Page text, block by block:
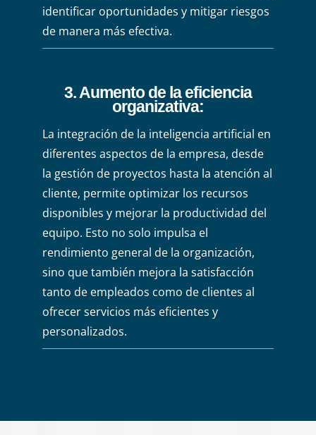
identificar oportunidades y mitigar riesgos
de manera más efectiva.
3. Aumento de la eficiencia
organizativa:
La integración de la inteligencia artificial en
diferentes aspectos de la empresa, desde
la gestión de proyectos hasta la atención al
cliente, permite optimizar los recursos
disponibles y mejorar la productividad del
equipo. Esto no solo impulsa el
rendimiento general de la organización,
sino que también mejora la satisfacción
tanto de empleados como de clientes al
ofrecer servicios más eficientes y
personalizados.